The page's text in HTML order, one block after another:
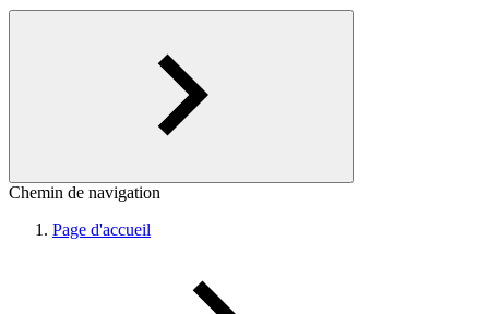
Chemin de navigation
Page d'accueil